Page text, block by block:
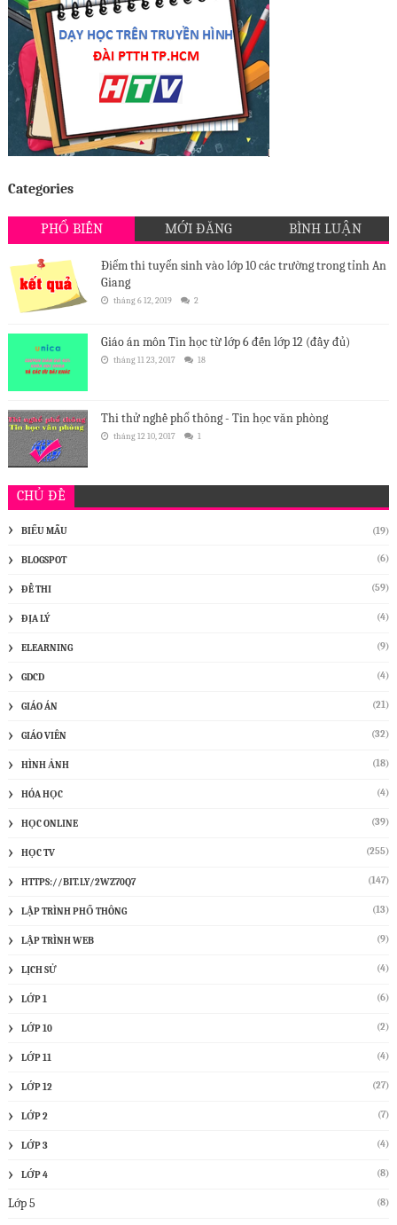
Categories
PHỔ BIẾN MỚI ĐĂNG BÌNH LUẬN
Điểm thi tuyển sinh vào lớp 10 các trường trong tỉnh An
Giang
tháng 6 12, 2019 2
Giáo án môn Tin học từ lớp 6 đến lớp 12 (đầy đủ)
tháng 11 23, 2017 18
Thi thử nghề phổ thông - Tin học văn phòng
tháng 12 10, 2017 1
CHỦ ĐỀ
BIỂU MẪU (19)
BLOGSPOT (6)
ĐỀ THI (59)
ĐỊA LÝ (4)
ELEARNING (9)
GDCD (4)
GIÁO ÁN (21)
GIÁO VIÊN (32)
HÌNH ẢNH (18)
HÓA HỌC (4)
HỌC ONLINE (39)
HỌC TV (255)
HTTPS://BIT.LY/2WZ70Q7 (147)
LẬP TRÌNH PHỔ THÔNG (13)
LẬP TRÌNH WEB (9)
LỊCH SỬ (4)
LỚP 1 (6)
LỚP 10 (2)
LỚP 11 (4)
LỚP 12 (27)
LỚP 2 (7)
LỚP 3 (4)
LỚP 4 (8)
Lớp 5 (8)